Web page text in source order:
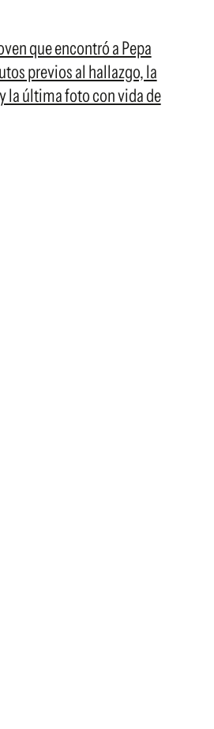
que encontró a Pepa
previos al hallazgo, la
la última foto con vida de